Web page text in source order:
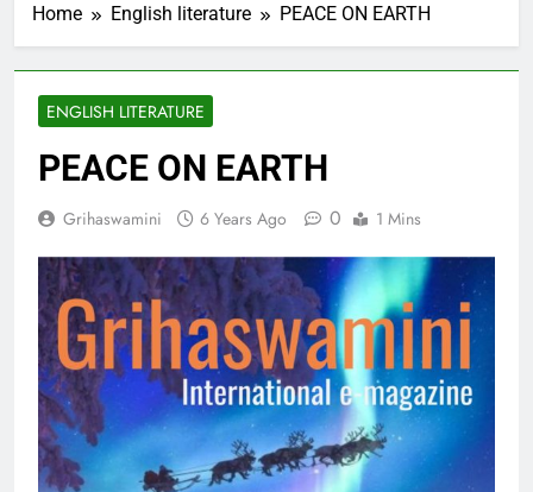
Home English literature PEACE ON EARTH
ENGLISH LITERATURE
PEACE ON EARTH
Grihaswamini 6 Years Ago 0 1 Mins